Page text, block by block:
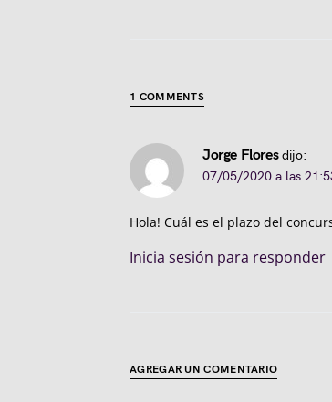
1 COMMENTS
Jorge Flores dijo:
07/05/2020 a las
Hola! Cuál es el plazo del
Inicia sesión para responder
AGREGAR UN COMENTARIO